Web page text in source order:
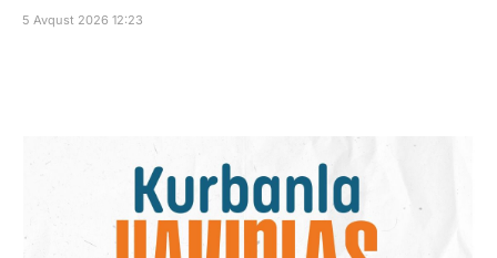
5 Avqust 2026 12:23